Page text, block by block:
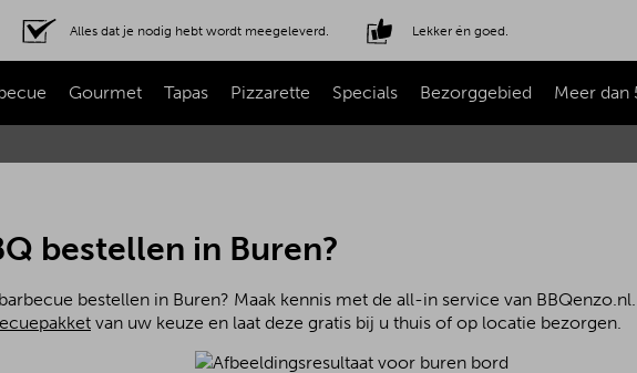
Alles dat je nodig hebt wordt meegeleverd. Lekker én goed.
Gourmet Tapas Pizzarette Specials Bezorggebied Meer dan
bestellen in Buren?
bestellen in Buren? Maak kennis met de all-in service van
van uw keuze en laat deze gratis bij u thuis of op locatie bezorgen.